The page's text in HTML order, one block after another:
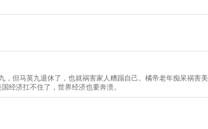
，但马英九退休了，也就祸害家人糟蹋自己。橘帝老年痴呆祸害美
经济扛不住了，世界经济也要奔溃。